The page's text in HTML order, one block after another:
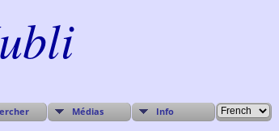
Médias Info